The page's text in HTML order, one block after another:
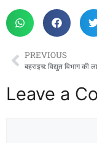
c
e
b
o
o
st
o
d
o
n
ai
l
PREVIOUS
बहराइच: विद्युत विभाग की
Leave a